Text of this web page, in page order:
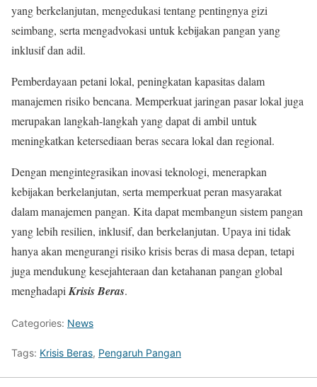
yang berkelanjutan, mengedukasi tentang pentingnya gizi
seimbang, serta mengadvokasi untuk kebijakan pangan yang
inklusif dan adil.
Pemberdayaan petani lokal, peningkatan kapasitas dalam
manajemen risiko bencana. Memperkuat jaringan pasar lokal juga
merupakan langkah-langkah yang dapat di ambil untuk
meningkatkan ketersediaan beras secara lokal dan regional.
Dengan mengintegrasikan inovasi teknologi, menerapkan
kebijakan berkelanjutan, serta memperkuat peran masyarakat
dalam manajemen pangan. Kita dapat membangun sistem pangan
yang lebih resilien, inklusif, dan berkelanjutan. Upaya ini tidak
hanya akan mengurangi risiko krisis beras di masa depan, tetapi
juga mendukung kesejahteraan dan ketahanan pangan global
menghadapi Krisis Beras.
Categories: News
Tags: Krisis Beras, Pengaruh Pangan